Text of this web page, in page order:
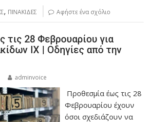
, ΠΙΝΑΚΙΔΕΣ Αφήστε ένα σχόλιο
τις 28 Φεβρουαρίου για
ΙΧ | Οδηγίες από την
adminvoice
Προθεσμία έως τις 28
Φεβρουαρίου έχουν
όσοι σχεδιάζουν να